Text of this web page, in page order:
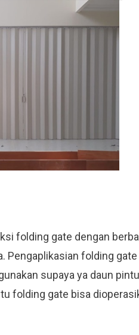
folding gate dengan
Pengaplikasian folding
supaya ya daun
folding gate bisa